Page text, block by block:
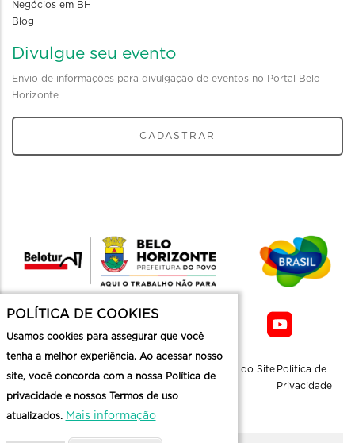
Negócios em BH
Blog
Divulgue seu evento
Envio de informações para divulgação de eventos no Portal Belo
Horizonte
CADASTRAR
Mapa do Site Politica de
Privacidade
POLÍTICA DE COOKIES
Usamos cookies para assegurar que você
tenha a melhor experiência. Ao acessar nosso
site, você concorda com a nossa Política de
privacidade e nossos Termos de uso
atualizados. Mais informação